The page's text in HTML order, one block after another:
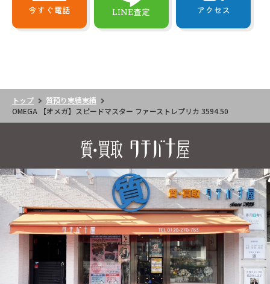
今すぐ電話 LINE査定 アクセス
トップ
質預り実績実績
OMEGA 【オメガ】スピードマスター ファーストレプリカ 3594.50